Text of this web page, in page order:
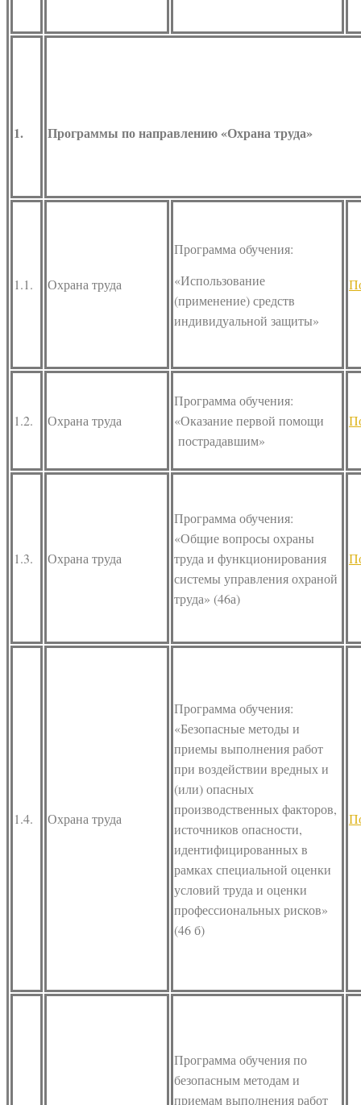
1. Программы по направлению «Охрана труда»
1.1. Охрана труда
Программа обучения:
«Использование
(применение) средств
индивидуальной защиты»
1.2. Охрана труда
Программа обучения:
«Оказание первой помощи
пострадавшим»
1.3. Охрана труда
Программа обучения:
«Общие вопросы охраны
труда и функционирования
системы управления охраной
труда» (46а)
1.4. Охрана труда
Программа обучения:
«Безопасные методы и
приемы выполнения работ
при воздействии вредных и
(или) опасных
производственных факторов,
источников опасности,
идентифицированных в
рамках специальной оценки
условий труда и оценки
профессиональных рисков»
(46 б)
Программа обучения по
безопасным методам и
приемам выполнения работ